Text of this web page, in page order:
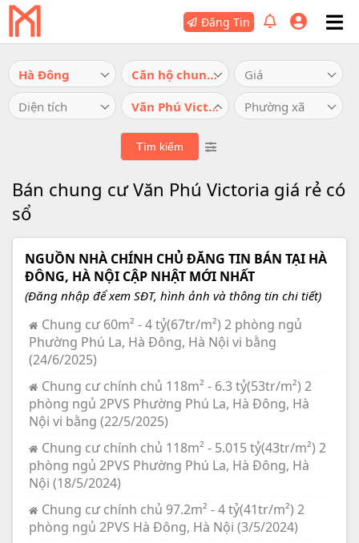
Đăng Tin
Hà Đông Căn hộ chung cư
Giá
Diện tích
Văn Phú Victoria Phường xã
Bán chung cư Văn Phú Victoria giá rẻ có
sổ
NGUỒN NHÀ CHÍNH CHỦ ĐĂNG TIN BÁN TẠI HÀ
ĐÔNG, HÀ NỘI CẬP NHẬT MỚI NHẤT
(Đăng nhập để xem SĐT, hình ảnh và thông tin chi tiết)
Chung cư 60m² - 4 tỷ(67tr/m²) 2 phòng ngủ
Phường Phú La, Hà Đông, Hà Nội vi bằng
(24/6/2025)
Chung cư chính chủ 118m² - 6.3 tỷ(53tr/m²) 2
phòng ngủ 2PVS Phường Phú La, Hà Đông, Hà
Nội vi bằng (22/5/2025)
Chung cư chính chủ 118m² - 5.015 tỷ(43tr/m²) 2
phòng ngủ 2PVS Phường Phú La, Hà Đông, Hà
Nội (18/5/2024)
Chung cư chính chủ 97.2m² - 4 tỷ(41tr/m²) 2
phòng ngủ 2PVS Hà Đông, Hà Nội (3/5/2024)